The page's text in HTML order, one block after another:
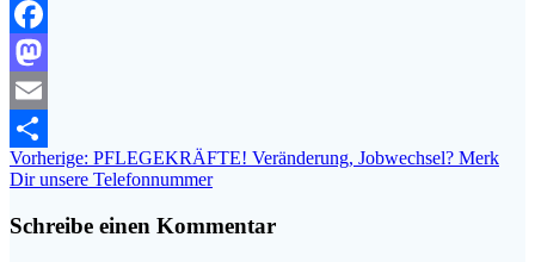
Facebook
Mastodon
Email
Teilen
Beitragsnavigation
Vorherige: Vorheriger
Beitrag:
PFLEGEKRÄFTE! Veränderung, Jobwechsel? Merk
Dir unsere Telefonnummer
Schreibe einen Kommentar